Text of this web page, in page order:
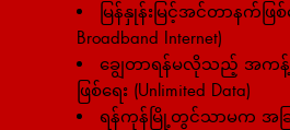
မြန်နှုန်းမြင့်အင်တာနက်ဖြစ်
Broadband Internet)
ချွေတာရန်မလိုသည့် အ
ဖြစ်ရေး (Unlimited Data)
ရန်ကုန်မြို့တွင်သာမက အခြ